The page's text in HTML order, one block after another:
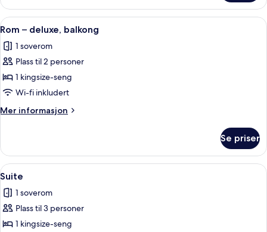
–
deluxe
Åpne
alle
bildene
av
Rom
–
deluxe,
balkong
Rom – deluxe, balkong | Safe på
11
Rom – deluxe, balkong
1 soverom
Plass til 2 personer
1 kingsize-seng
Wi-fi inkludert
Mer informasjon
Mer
–
deluxe,
balkong
Se priser
Åpne
alle
bildene
av
Suite
Safe på rommet, skrivebord,
15
Suite
1 soverom
Plass til 3 personer
1 kingsize-seng